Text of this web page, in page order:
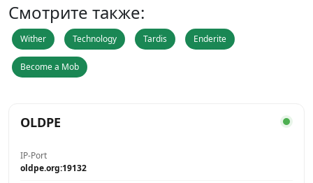
Смотрите также:
Wither Technology Tardis Enderite
Become a Mob
OLDPE
IP-Port
oldpe.org:19132